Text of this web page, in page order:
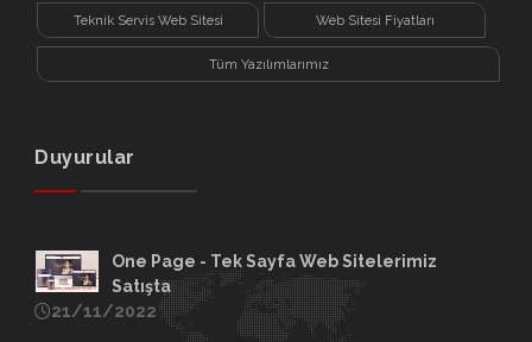
Sitesi
Teknik Servis Web Sitesi Web Sitesi Fiyatları
Tüm Yazılımlarımız
Duyurular
One Page - Tek Sayfa Web Sitelerimiz
Satışta
21/11/2022